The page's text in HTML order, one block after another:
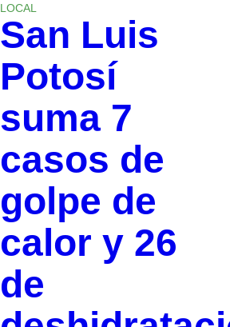
LOCAL
San Luis
Potosí
suma 7
casos de
golpe de
calor y 26
de